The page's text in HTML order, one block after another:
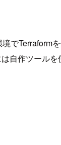
でTerraform
自作ツールを